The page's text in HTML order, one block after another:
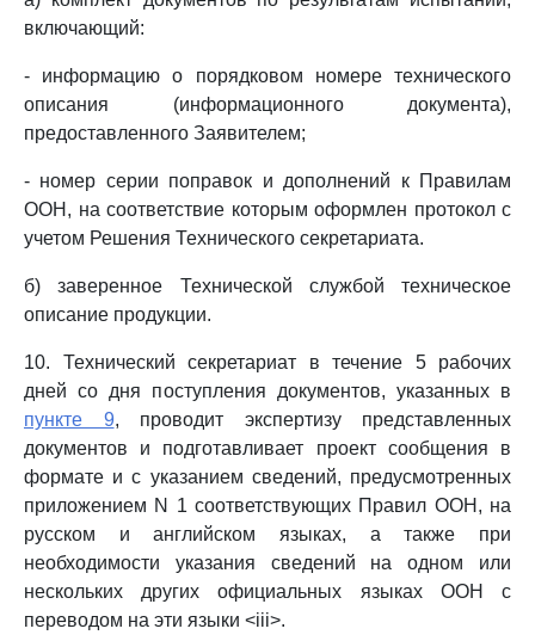
включающий:
- информацию о порядковом номере технического
описания (информационного документа),
предоставленного Заявителем;
- номер серии поправок и дополнений к Правилам
ООН, на соответствие которым оформлен протокол с
учетом Решения Технического секретариата.
б) заверенное Технической службой техническое
описание продукции.
10. Технический секретариат в течение 5 рабочих
дней со дня поступления документов, указанных в
пункте 9, проводит экспертизу представленных
документов и подготавливает проект сообщения в
формате и с указанием сведений, предусмотренных
приложением N 1 соответствующих Правил ООН, на
русском и английском языках, а также при
необходимости указания сведений на одном или
нескольких других официальных языках ООН с
переводом на эти языки <iii>.